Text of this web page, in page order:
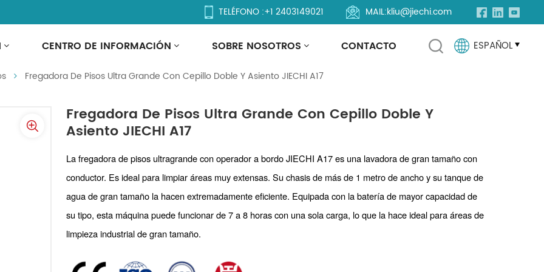
TELÉFONO :+1 2403149021 MAIL:kliu@jiechi.com
CENTRO DE INFORMACIÓN SOBRE NOSOTROS CONTACTO ESPAÑOL
Русский
Español
Português
Grande Con Cepillo Doble Y Asiento JIECHI A17
Fregadora De Pisos Ultra Grande Con Cepillo Doble Y Asiento JIECHI A17
Fregadora De Pisos Ultra Grande Con Cepillo Doble Y
Asiento JIECHI A17
La fregadora de pisos ultragrande con operador a bordo JIECHI A17 es una lavadora de gran tamaño con
conductor. Es ideal para limpiar áreas muy extensas. Su chasis de más de 1 metro de ancho y su tanque de
agua de gran tamaño la hacen extremadamente eficiente. Equipada con la batería de mayor capacidad de
su tipo, esta máquina puede funcionar de 7 a 8 horas con una sola carga, lo que la hace ideal para áreas de
limpieza industrial de gran tamaño.